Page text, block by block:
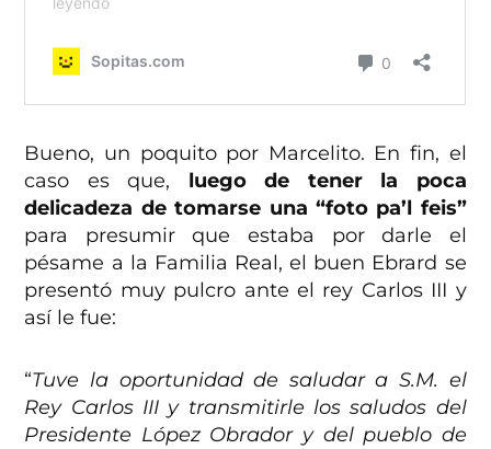
Bueno, un poquito por Marcelito. En fin, el
caso es que, luego de tener la poca
delicadeza de tomarse una “foto pa’l feis”
para presumir que estaba por darle el
pésame a la Familia Real, el buen Ebrard se
presentó muy pulcro ante el rey Carlos III y
así le fue:
“Tuve la oportunidad de saludar a S.M. el
Rey Carlos III y transmitirle los saludos del
Presidente López Obrador y del pueblo de